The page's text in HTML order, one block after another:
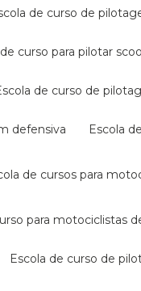
de curso de
de curso para pilotar
escola de curso de
defensiva escola
de cursos para
para motociclistas
escola de curso de